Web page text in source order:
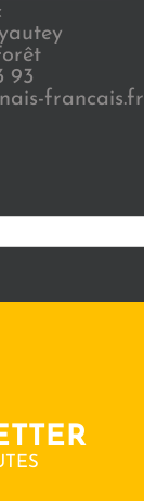
93
francais.fr